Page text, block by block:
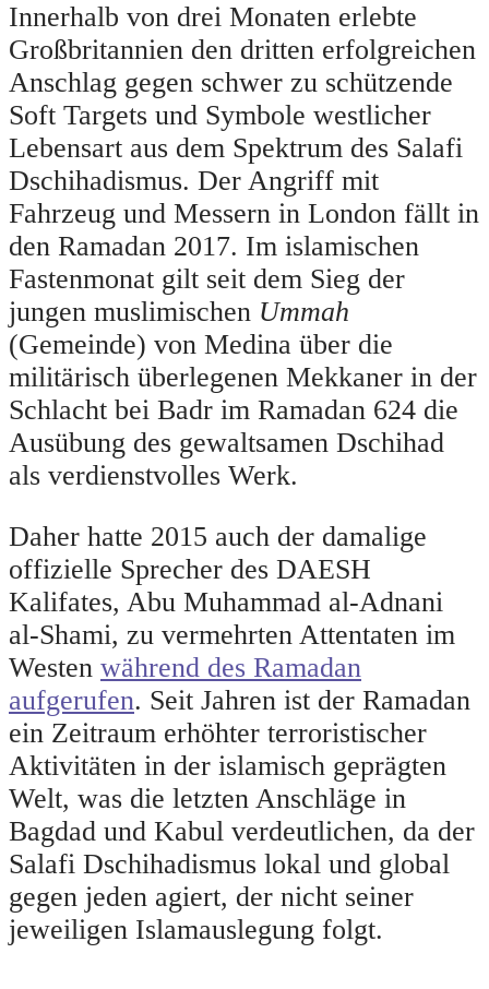
Innerhalb von drei Monaten erlebte
Großbritannien den dritten erfolgreichen
Anschlag gegen schwer zu schützende
Soft Targets und Symbole westlicher
Lebensart aus dem Spektrum des Salafi
Dschihadismus. Der Angriff mit
Fahrzeug und Messern in London fällt in
den Ramadan 2017. Im islamischen
Fastenmonat gilt seit dem Sieg der
jungen muslimischen Ummah
(Gemeinde) von Medina über die
militärisch überlegenen Mekkaner in der
Schlacht bei Badr im Ramadan 624 die
Ausübung des gewaltsamen Dschihad
als verdienstvolles Werk.
Daher hatte 2015 auch der damalige
offizielle Sprecher des DAESH
Kalifates, Abu Muhammad al-Adnani
al-Shami, zu vermehrten Attentaten im
Westen während des Ramadan
aufgerufen. Seit Jahren ist der Ramadan
ein Zeitraum erhöhter terroristischer
Aktivitäten in der islamisch geprägten
Welt, was die letzten Anschläge in
Bagdad und Kabul verdeutlichen, da der
Salafi Dschihadismus lokal und global
gegen jeden agiert, der nicht seiner
jeweiligen Islamauslegung folgt.